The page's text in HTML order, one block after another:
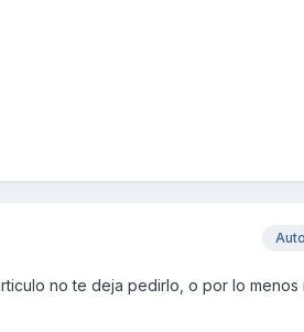
no te deja pedirlo, o por lo menos